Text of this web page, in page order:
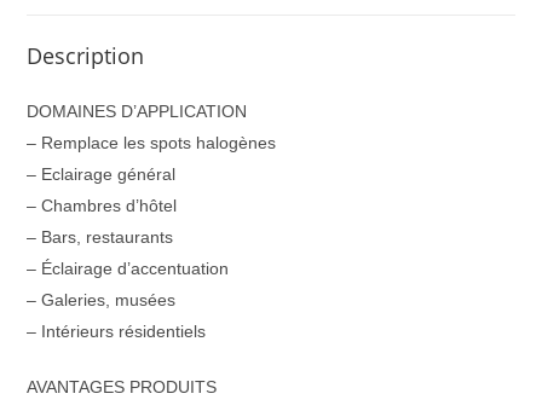
Description
DOMAINES D’APPLICATION
– Remplace les spots halogènes
– Eclairage général
– Chambres d’hôtel
– Bars, restaurants
– Éclairage d’accentuation
– Galeries, musées
– Intérieurs résidentiels
AVANTAGES PRODUITS